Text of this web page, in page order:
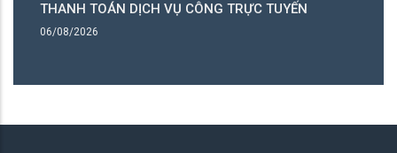
THANH TOÁN DỊCH VỤ CÔNG TRỰC TUYẾN
06/08/2026